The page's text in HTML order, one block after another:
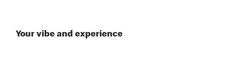
Your vibe and experience